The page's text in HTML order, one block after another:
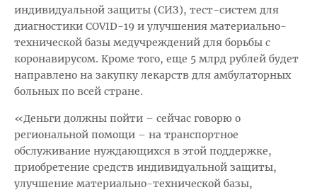
индивидуальной защиты (СИЗ), тест-систем для
диагностики COVID-19 и улучшения материально-
технической базы медучреждений для борьбы с
коронавирусом. Кроме того, еще 5 млрд рублей будет
направлено на закупку лекарств для амбулаторных
больных по всей стране.
«Деньги должны пойти – сейчас говорю о
региональной помощи – на транспортное
обслуживание нуждающихся в этой поддержке,
приобретение средств индивидуальной защиты,
улучшение материально-технической базы,